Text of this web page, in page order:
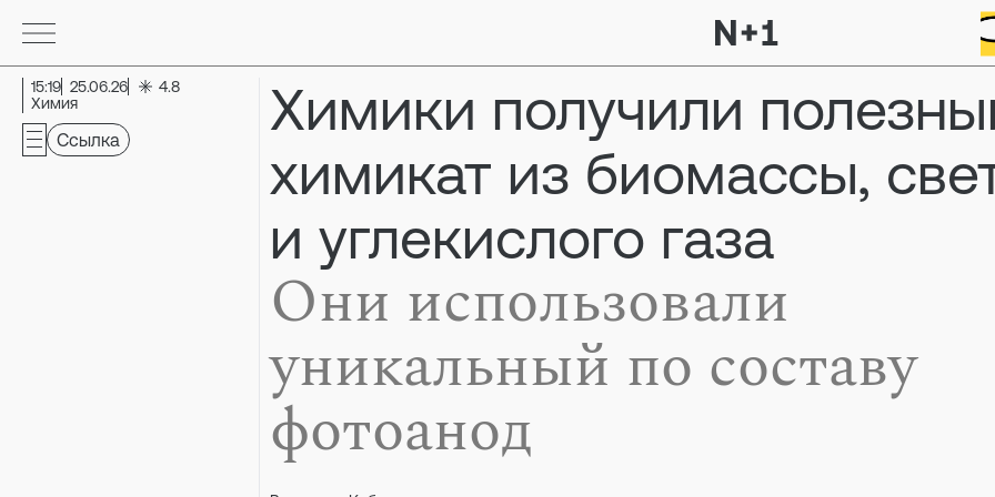
15:19 25.06.26
4.8
Химия
Ссылка
Химики получили
химикат из биомассы,
и углекислого газа
Они использовали
уникальный по составу
фотоанод